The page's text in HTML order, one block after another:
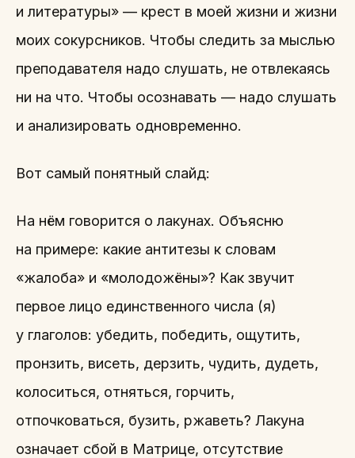
и литературы» — крест в моей жизни и жизни
моих сокурсников. Чтобы следить за мыслью
преподавателя надо слушать, не отвлекаясь
ни на что. Чтобы осознавать — надо слушать
и анализировать одновременно.
Вот самый понятный слайд:
На нём говорится о лакунах. Объясню
на примере: какие антитезы к словам
«жалоба» и «молодожёны»? Как звучит
первое лицо единственного числа (я)
у глаголов: убедить, победить, ощутить,
пронзить, висеть, дерзить, чудить, дудеть,
колоситься, отняться, горчить,
отпочковаться, бузить, ржаветь? Лакуна
означает сбой в Матрице, отсутствие